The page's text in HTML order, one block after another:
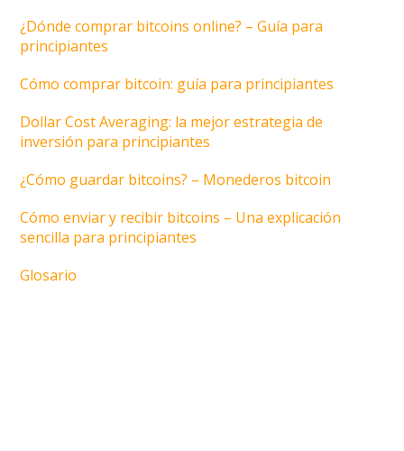
¿Dónde comprar bitcoins online? – Guía para
principiantes
Cómo comprar bitcoin: guía para principiantes
Dollar Cost Averaging: la mejor estrategia de
inversión para principiantes
¿Cómo guardar bitcoins? – Monederos bitcoin
Cómo enviar y recibir bitcoins – Una explicación
sencilla para principiantes
Glosario